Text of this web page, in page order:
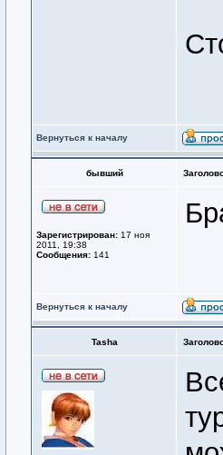
Вернуться к началу
бывший
Зарегистрирован: 17 ноя
2011, 19:38
Сообщения: 141
Вернуться к началу
Tasha